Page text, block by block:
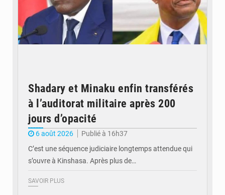
Shadary et Minaku enfin transférés
à l’auditorat militaire après 200
jours d’opacité
6 août 2026
Publié à 16h37
C’est une séquence judiciaire longtemps attendue qui
s’ouvre à Kinshasa. Après plus de…
SAVOIR PLUS